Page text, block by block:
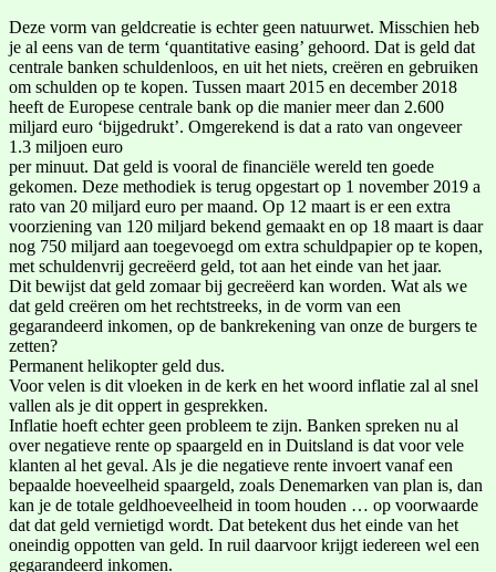
Deze vorm van geldcreatie is echter geen natuurwet. Misschien heb
je al eens van de term ‘quantitative easing’ gehoord. Dat is geld dat
centrale banken schuldenloos, en uit het niets, creëren en gebruiken
om schulden op te kopen. Tussen maart 2015 en december 2018
heeft de Europese centrale bank op die manier meer dan 2.600
miljard euro ‘bijgedrukt’. Omgerekend is dat a rato van ongeveer
1.3 miljoen euro
per minuut. Dat geld is vooral de financiële wereld ten goede
gekomen. Deze methodiek is terug opgestart op 1 november 2019 a
rato van 20 miljard euro per maand. Op 12 maart is er een extra
voorziening van 120 miljard bekend gemaakt en op 18 maart is daar
nog 750 miljard aan toegevoegd om extra schuldpapier op te kopen,
met schuldenvrij gecreëerd geld, tot aan het einde van het jaar.
Dit bewijst dat geld zomaar bij gecreëerd kan worden. Wat als we
dat geld creëren om het rechtstreeks, in de vorm van een
gegarandeerd inkomen, op de bankrekening van onze de burgers te
zetten?
Permanent helikopter geld dus.
Voor velen is dit vloeken in de kerk en het woord inflatie zal al snel
vallen als je dit oppert in gesprekken.
Inflatie hoeft echter geen probleem te zijn. Banken spreken nu al
over negatieve rente op spaargeld en in Duitsland is dat voor vele
klanten al het geval. Als je die negatieve rente invoert vanaf een
bepaalde hoeveelheid spaargeld, zoals Denemarken van plan is, dan
kan je de totale geldhoeveelheid in toom houden … op voorwaarde
dat dat geld vernietigd wordt. Dat betekent dus het einde van het
oneindig oppotten van geld. In ruil daarvoor krijgt iedereen wel een
gegarandeerd inkomen.